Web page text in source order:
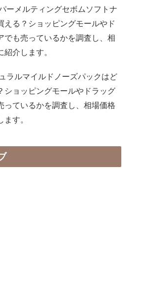
ーメルティングセボムソフトナ
える？ショッピングモールやド
でも売っているかを調査し、相
介します。
ラルマイルドノーズパックはど
ショッピングモールやドラッグ
っているかを調査し、相場価格
す。